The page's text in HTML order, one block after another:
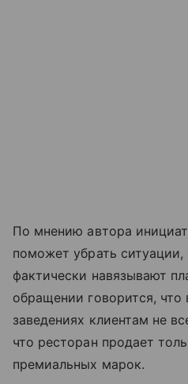
По мнению автора
поможет убрать ситуации,
фактически навязывают
обращении говорится, что
заведениях клиентам не
что ресторан продает
премиальных марок.